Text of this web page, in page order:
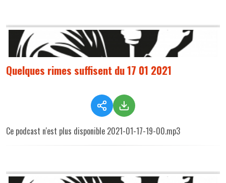
Quelques rimes suffisent du 17 01 2021
Ce podcast n'est plus disponible 2021-01-17-19-00.mp3